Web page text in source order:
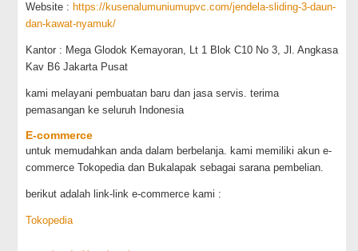
Website : https://kusenalumuniumupvc.com/jendela-sliding-3-daun-
dan-kawat-nyamuk/
Kantor : Mega Glodok Kemayoran, Lt 1 Blok C10 No 3, Jl. Angkasa
Kav B6 Jakarta Pusat
kami melayani pembuatan baru dan jasa servis. terima
pemasangan ke seluruh Indonesia
E-commerce
untuk memudahkan anda dalam berbelanja. kami memiliki akun e-
commerce Tokopedia dan Bukalapak sebagai sarana pembelian.
berikut adalah link-link e-commerce kami :
Tokopedia